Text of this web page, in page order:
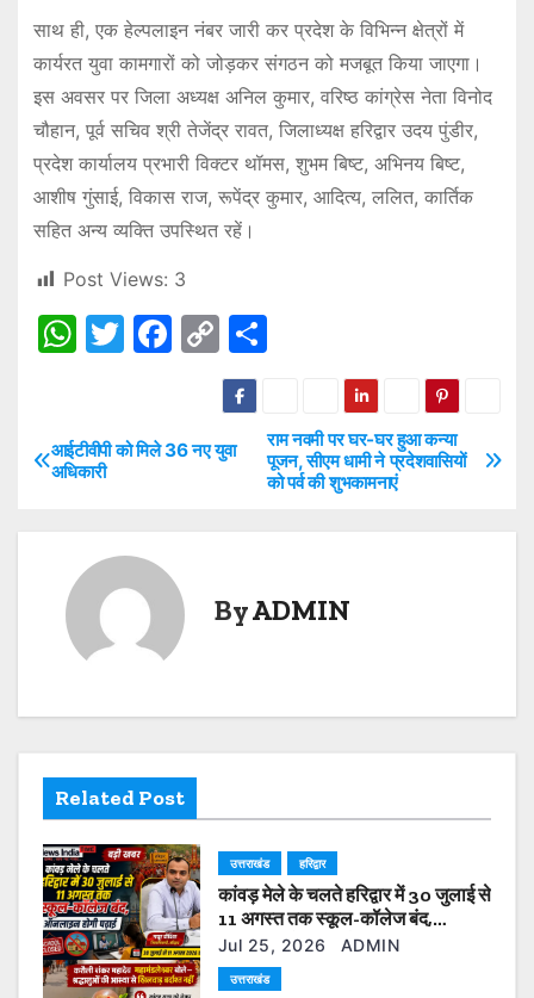
साथ ही, एक हेल्पलाइन नंबर जारी कर प्रदेश के विभिन्न क्षेत्रों में
कार्यरत युवा कामगारों को जोड़कर संगठन को मजबूत किया जाएगा।
इस अवसर पर जिला अध्यक्ष अनिल कुमार, वरिष्ठ कांग्रेस नेता विनोद
चौहान, पूर्व सचिव श्री तेजेंद्र रावत, जिलाध्यक्ष हरिद्वार उदय पुंडीर,
प्रदेश कार्यालय प्रभारी विक्टर थॉमस, शुभम बिष्ट, अभिनय बिष्ट,
आशीष गुंसाई, विकास राज, रूपेंद्र कुमार, आदित्य, ललित, कार्तिक
सहित अन्य व्यक्ति उपस्थित रहें।
Post Views: 3
W
s
A
p
T
er
F
e
k
C
o
p
y
S
e
P
i
g
a
t
i
राम नवमी पर घर-घर हुआ कन्या
पूजन, सीएम धामी ने प्रदेशवासियों
को पर्व की शुभकामनाएं
आईटीवीपी को मिले 36 नए युवा
अधिकारी
ByADMIN
Related Post
उत्तराखंड हरिद्वार
कांवड़ मेले के चलते हरिद्वार में 30 जुलाई से
11 अगस्त तक स्कूल-कॉलेज बंद,
ऑनलाइन होगी पढ़ाई
Jul 25, 2026 ADMIN
उत्तराखंड